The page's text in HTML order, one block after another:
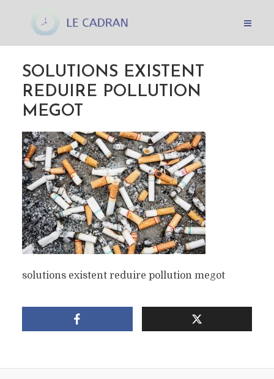
SOLUTIONS EXISTENT
REDUIRE POLLUTION
MEGOT
solutions existent reduire pollution megot